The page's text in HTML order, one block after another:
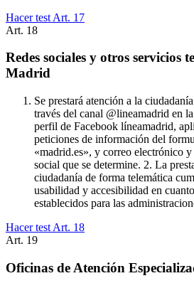
Hacer test Art. 17
Art. 18
Redes sociales y otros servicios
Madrid
Se prestará atención a la
través del canal @lineamadrid en
perfil de Facebook líneamadrid,
peticiones de información del
«madrid.es», y correo electrónico
social que se determine. 2. La
ciudadanía de forma telemática
usabilidad y accesibilidad en
establecidos para las
Hacer test Art. 18
Art. 19
Oficinas de Atención